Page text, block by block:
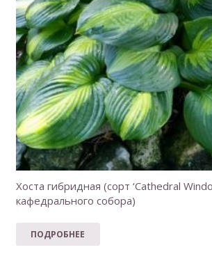
Хоста гибридная (сорт ‘Cathedral
кафедрального собора)
ПОДРОБНЕЕ